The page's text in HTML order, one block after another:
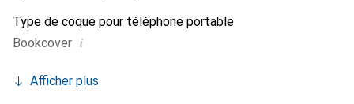
Type de coque pour téléphone portable
Bookcover i
Afficher plus